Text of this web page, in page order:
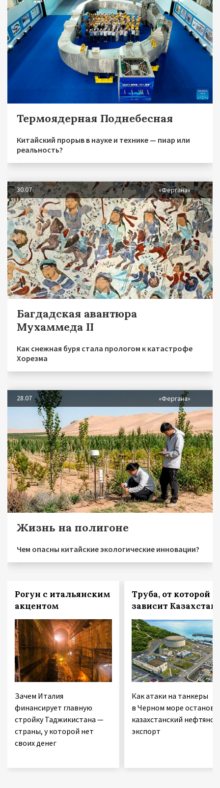
Термоядерная Поднебесная
Китайский прорыв в науке и технике — пиар или
реальность?
30.07 «Фергана»
Багдадская авантюра
Мухаммеда II
Как снежная буря стала прологом к катастрофе
Хорезма
28.07 «Фергана»
Жизнь на полигоне
Чем опасны китайские экологические инновации?
Рогун с итальянским
акцентом
Зачем Италия
финансирует главную
стройку Таджикистана —
страны, у которой нет
своих денег
Труба, от которой
зависит Казахстан
Как атаки на танкеры
в Черном море
казахстанский нефтяной
экспорт